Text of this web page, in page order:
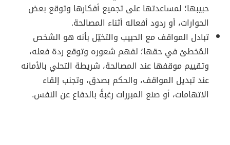
حبيبها؛ لمساعدتها على تجميع أفكارها وتوقع بعض
الحوارات، أو ردود أفعاله أثناء المصالحة.
تبادل المواقف مع الحبيب والتخيّل بأنه هو الشخص
المُخطئ في حقها؛ لفهم شعوره وتوقع ردة فعله،
وتقييم موقفها عند المصالحة، شريطة التحلي بالأمانه
عند تبديل المواقف، والحكم بصدق، وتجنب إلقاء
الاتهامات، أو صنع المبررات رغبةً بالدفاع عن النفس.